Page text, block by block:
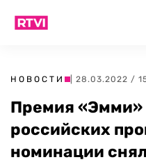
НОВОСТИ | 28.03.2022 /
Премия «Эмми»
российских
номинации